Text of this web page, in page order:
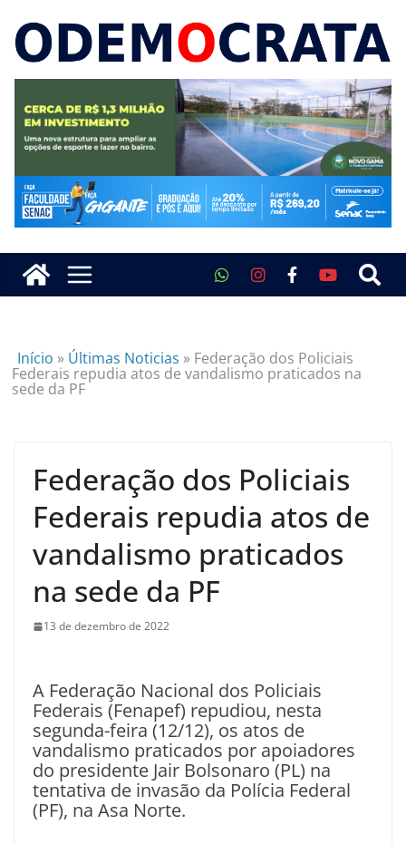
Início » Últimas Noticias » Federação dos Policiais
Federais repudia atos de vandalismo praticados na
sede da PF
Federação dos Policiais
Federais repudia atos de
vandalismo praticados
na sede da PF
13 de dezembro de 2022
A Federação Nacional dos Policiais
Federais (Fenapef) repudiou, nesta
segunda-feira (12/12), os atos de
vandalismo praticados por apoiadores
do presidente Jair Bolsonaro (PL) na
tentativa de invasão da Polícia Federal
(PF), na Asa Norte.